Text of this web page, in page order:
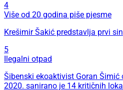
4
Više od 20 godina piše pjesme
Krešimir Šakić predstavlja prvi
5
Ilegalni otpad
Šibenski ekoaktivist Goran
2020. sanirano je 14 kritičnih